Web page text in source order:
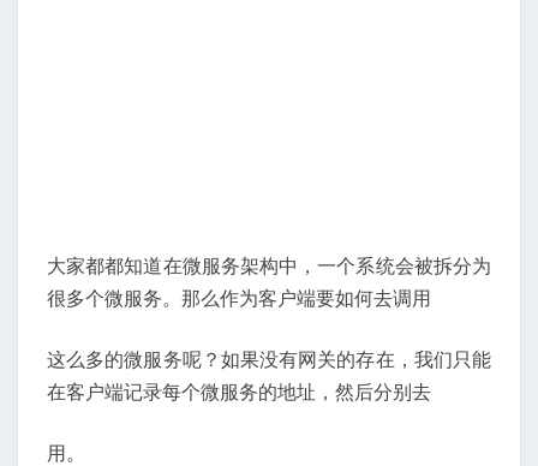
大家都都知道在微服务架构中，一个系统会被拆分为
很多个微服务。那么作为客户端要如何去调用
这么多的微服务呢？如果没有网关的存在，我们只能
在客户端记录每个微服务的地址，然后分别去
用。